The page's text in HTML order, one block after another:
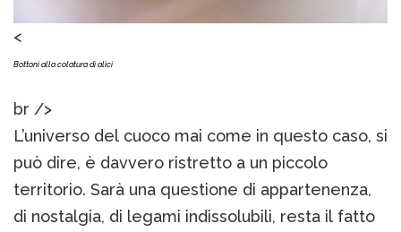
<
Bottoni alla colatura di alici
br />
L’universo del cuoco mai come in questo caso, si
può dire, è davvero ristretto a un piccolo
territorio. Sarà una questione di appartenenza,
di nostalgia, di legami indissolubili, resta il fatto